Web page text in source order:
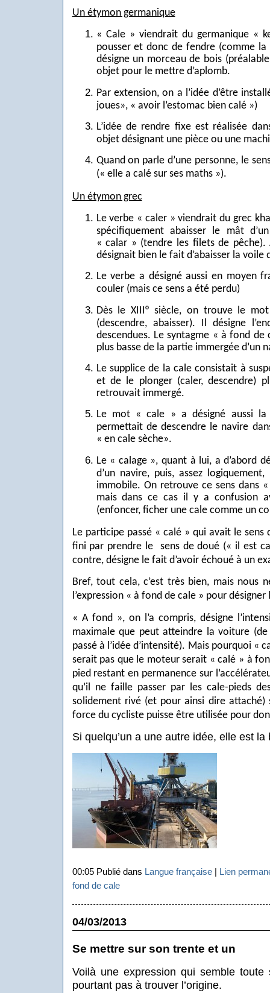
Un étymon germanique
« Cale » viendrait du germanique «
pousser et donc de fendre (comme
désigne un morceau de bois
objet pour le mettre d’aplomb.
Par extension, on a l’idée d’être
joues», « avoir l’estomac bien calé »)
L’idée de rendre fixe est réalisée
objet désignant une pièce ou une
Quand on parle d’une personne, le
(« elle a calé sur ses maths »).
Un étymon grec
Le verbe « caler » viendrait du grec
spécifiquement abaisser le mât
« calar » (tendre les filets de
désignait bien le fait d’abaisser la voile
Le verbe a désigné aussi en moyen
couler (mais ce sens a été perdu)
Dès le XIII° siècle, on trouve le
(descendre, abaisser). Il désigne
descendues. Le syntagme « à fond
plus basse de la partie immergée d’un
Le supplice de la cale consistait à
et de le plonger (caler, descendre)
retrouvait immergé.
Le mot « cale » a désigné aussi
permettait de descendre le navire
« en cale sèche».
Le « calage », quant à lui, a d’abord
d’un navire, puis, assez
immobile. On retrouve ce sens dans
mais dans ce cas il y a confusion
(enfoncer, ficher une cale comme un
Le participe passé « calé » qui avait le
fini par prendre le
sens de doué (« il est
contre, désigne le fait d’avoir échoué à un
Bref, tout cela, c’est très bien, mais nous
l’expression « à fond de cale » pour
« A fond », on l’a compris, désigne
maximale que peut atteindre la voiture
passé à l’idée d’intensité). Mais pourquoi «
serait pas que le moteur serait « calé » à
pied restant en permanence sur
qu’il ne faille passer par les cale-pieds
solidement rivé (et pour ainsi dire
force du cycliste puisse être utilisée pour
Si quelqu’un a une autre idée, elle est la
00:05 Publié dans Langue française| Lien
fond de cale
04/03/2013
Se mettre sur son trente et un
Voilà une expression qui semble
pourtant pas à trouver l’origine.